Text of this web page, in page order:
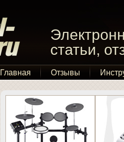
статьи,
Главная Отзывы